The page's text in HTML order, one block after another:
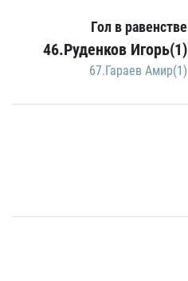
Гол в равенстве
46.Руденков Игорь(1)
67.Гараев Амир(1)